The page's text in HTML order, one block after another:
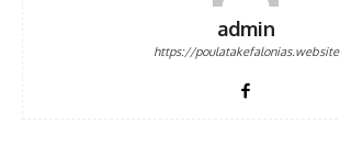
admin
https://poulatakefalonias.website